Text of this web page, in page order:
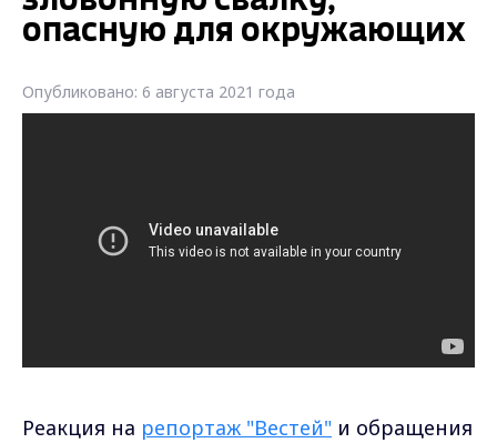
опасную для окружающих
Опубликовано: 6 августа 2021 года
Реакция на репортаж "Вестей" и обращения